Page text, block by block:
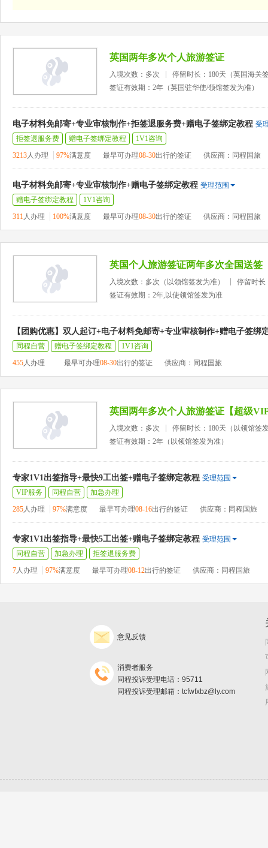
英国两年多次个人旅游签证
入境次数：多次
停留时长：180天（英国海关
签证有效期：2年（英国驻华使/领馆签发为准）
电子材料免邮寄+专业审核制作+拒签退服务费+赠电子签绑定教程 受
拒签退服务费
赠电子签绑定教程
1V1咨询
3213人办理 97%满意度 最早可办理08-30出行的签证 供应商：同程国旅
电子材料免邮寄+专业审核制作+赠电子签绑定教程 受理范围
赠电子签绑定教程
1V1咨询
311人办理 100%满意度 最早可办理08-30出行的签证 供应商：同程国旅
英国个人旅游签证两年多次全国送签
入境次数：多次（以领馆签发为准）
停留时长
签证有效期：2年,以使领馆签发为准
【团购优惠】双人起订+电子材料免邮寄+专业审核制作+赠电子签绑
同程自营 赠电子签绑定教程
1V1咨询
455人办理 最早可办理08-30出行的签证 供应商：同程国旅
英国两年多次个人旅游签证【超级
入境次数：多次
停留时长：180天（以领馆签
签证有效期：2年（以领馆签发为准）
专家1V1出签指导+最快9工出签+赠电子签绑定教程 受理范围
VIP服务
同程自营
加急办理
285人办理 97%满意度 最早可办理08-16出行的签证 供应商：同程国旅
专家1V1出签指导+最快5工出签+赠电子签绑定教程 受理范围
同程自营
加急办理
拒签退服务费
7人办理 97%满意度 最早可办理08-12出行的签证 供应商：同程国旅
意见反馈
消费者服务
同程投诉受理电话：95711
同程投诉受理邮箱：tcfwfxbz@ly.com